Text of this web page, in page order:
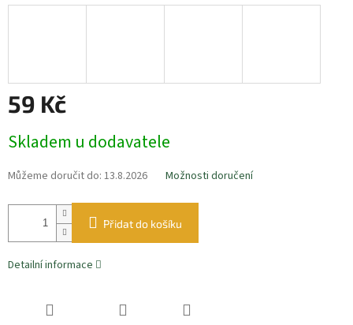
59 Kč
cena:
Skladem u dodavatele
Můžeme doručit do: 13.8.2026 Možnosti doručení
Přidat do košíku
Detailní informace